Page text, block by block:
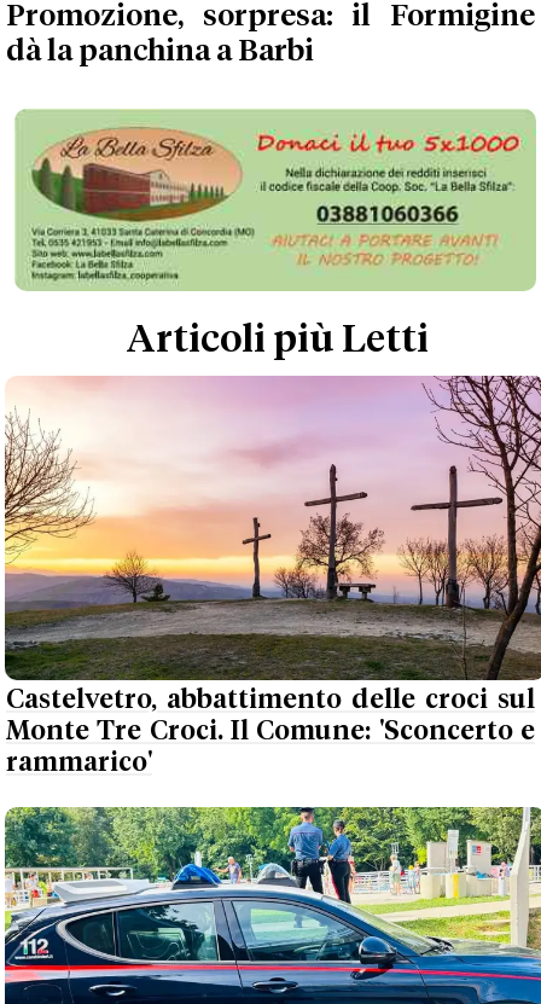
Promozione, sorpresa: il Formigine
dà la panchina a Barbi
Articoli più Letti
Castelvetro, abbattimento delle croci sul
Monte Tre Croci. Il Comune: 'Sconcerto e
rammarico'